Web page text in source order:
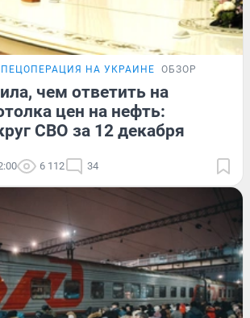
НА УКРАИНЕ ОБЗОР
чем ответить на
цен на нефть:
СВО за 12 декабря
6 112 34